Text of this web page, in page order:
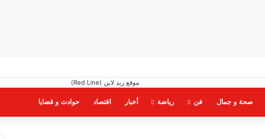
صحة و جمال فن رياضة أخبار اقتصاد حوادث و قضايا